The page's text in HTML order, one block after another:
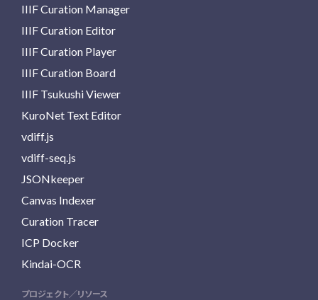
IIIF Curation Manager
IIIF Curation Editor
IIIF Curation Player
IIIF Curation Board
IIIF Tsukushi Viewer
KuroNet Text Editor
vdiff.js
vdiff-seq.js
JSONkeeper
Canvas Indexer
Curation Tracer
ICP Docker
Kindai-OCR
プロジェクト／リソース